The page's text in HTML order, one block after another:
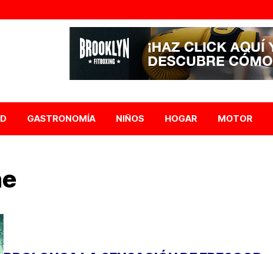
GASTRONOMÍA NIÑOS HOGAR MOTOR